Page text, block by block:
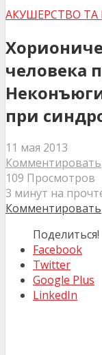
АКУШЕРСТВО ТА
человека
при
11 мая 2013
Комментировать
109 Просмотров
3 минут на
Комментировать
Поделиться!
Facebook
Twitter
Google Plus
LinkedIn